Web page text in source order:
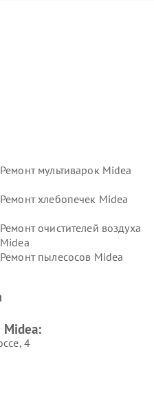
Ремонт мультиварок Midea
Ремонт хлебопечек Midea
Ремонт очистителей воздуха
Midea
Ремонт пылесосов Midea
Midea
Midea:
4